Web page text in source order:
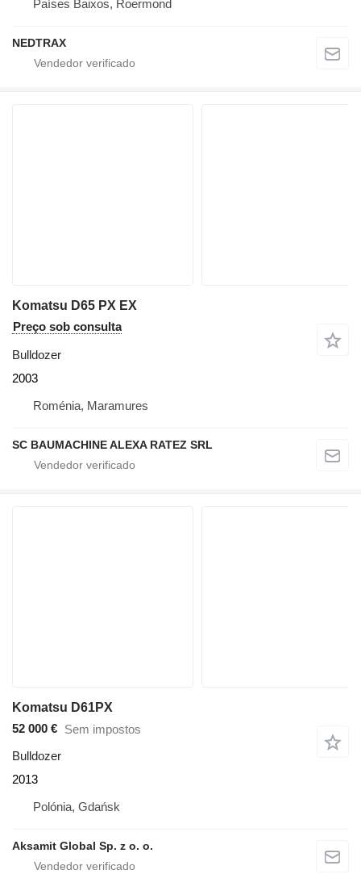
Países Baixos, Roermond
NEDTRAX
Komatsu D65 PX EX
Preço sob consulta
Bulldozer
2003
Roménia, Maramures
SC BAUMACHINE ALEXA RATEZ SRL
Komatsu D61PX
52 000 € Sem impostos
Bulldozer
2013
Polónia, Gdańsk
Aksamit Global Sp. z o. o.